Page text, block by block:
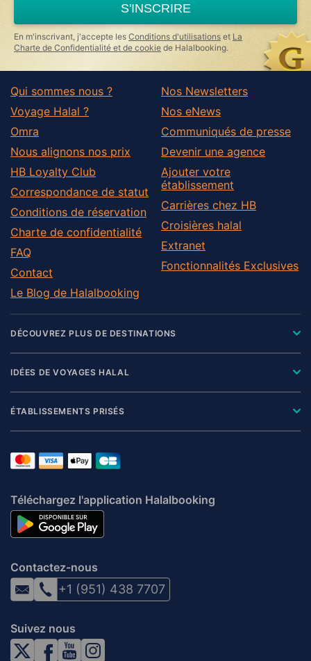
S'INSCRIRE
En m'inscrivant, j'accepte les Conditions d'utilisations et La
Charte de Confidentialité et de cookie de Halalbooking.
Qui sommes nous ?
Voyage Halal ?
Omra
Nous alignons nos prix
HB Loyalty Club
Correspondance de statut
Conditions de réservation
Charte de confidentialité
FAQ
Contact
Le Blog de Halalbooking
Nos Newsletters
Nos eNews
Communiqués de presse
Devenir une agence
Ajouter votre
établissement
Carrières chez HB
Croisières halal
Extranet
Fonctionnalités Exclusives
DÉCOUVREZ PLUS DE DESTINATIONS
IDÉES DE VOYAGES HALAL
ÉTABLISSEMENTS PRISÉS
Téléchargez l'application Halalbooking
Contactez-nous
+1 (951) 438 7707
Suivez nous